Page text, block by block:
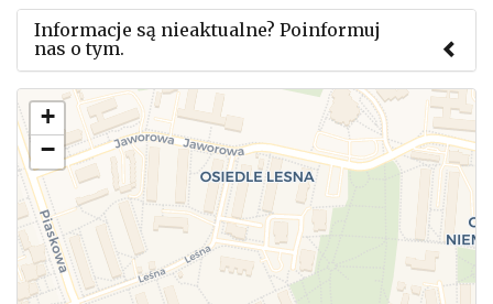
Informacje są nieaktualne? Poinformuj
nas o tym.
Użyj tego formularza aby przesłać informację o
zmianach w powyższym mityngu.
+
−